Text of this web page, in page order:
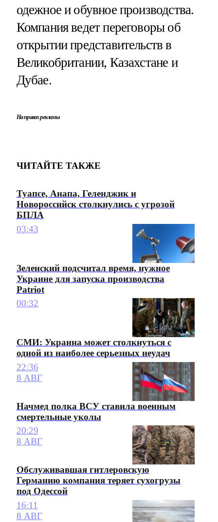
одежное и обувное производства.
Компания ведет переговоры об
открытии представительств в
Великобритании, Казахстане и
Дубае.
На правах рекламы
ЧИТАЙТЕ ТАКЖЕ
Туапсе, Анапа, Геленджик и
Новороссийск столкнулись с угрозой
БПЛА
03:43
Зеленский подсчитал время, нужное
Украине для запуска производства
Patriot
00:32
СМИ: Украина может столкнуться с
одной из наиболее серьезных неудач
22:36
8 АВГ
Начмед полка ВСУ ставила военным
смертельные уколы
20:29
8 АВГ
Обслуживавшая гитлеровскую
Германию компания теряет сухогрузы
под Одессой
16:11
8 АВГ